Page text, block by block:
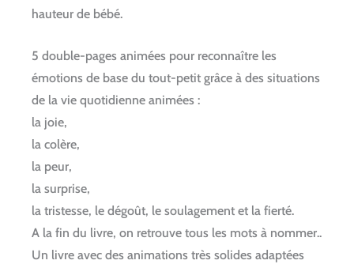
hauteur de bébé.
5 double-pages animées pour reconnaître les
émotions de base du tout-petit grâce à des situations
de la vie quotidienne animées :
la joie,
la colère,
la peur,
la surprise,
la tristesse, le dégoût, le soulagement et la fierté.
A la fin du livre, on retrouve tous les mots à nommer..
Un livre avec des animations très solides adaptées